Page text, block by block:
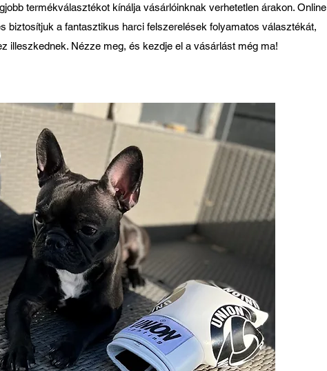
termékválasztékot kínálja vásárlóinknak verhetetlen árakon. Online
biztosítjuk a fantasztikus harci felszerelések folyamatos választékát,
illeszkednek. Nézze meg, és kezdje el a vásárlást még ma!